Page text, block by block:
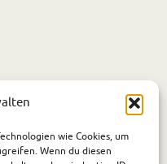
wie Cookies, um
Wenn du diesen